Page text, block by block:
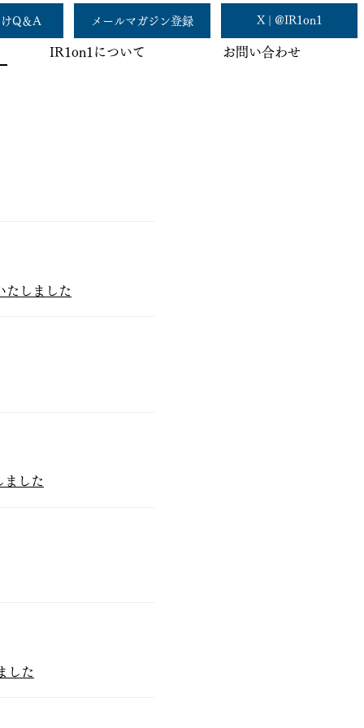
IR1on1について お問い合わせ
Q＆A メールマガジン登録 X | @IR1on1
たしました
ました
した